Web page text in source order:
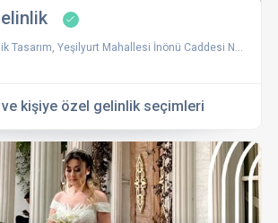
Yeşilyurt Mahallesi İnönü Caddesi No:487/A, 16050 Osmangazi/Bursa, Türkiye
kişiye özel gelinlik seçimleri